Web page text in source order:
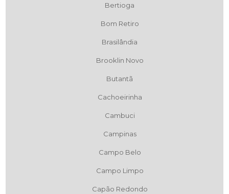
Bertioga
Bom Retiro
Brasilândia
Brooklin Novo
Butantã
Cachoeirinha
Cambuci
Campinas
Campo Belo
Campo Limpo
Capão Redondo